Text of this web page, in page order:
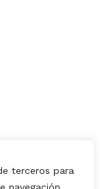
terceros para